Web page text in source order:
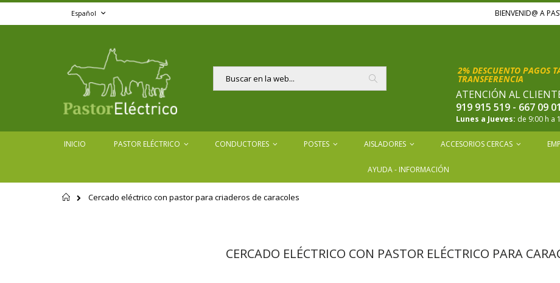
Lenguaje
Español BIENVENID@ A
Buscar
2% DESCUENTO PAGOS
TRANSFERENCIA
ATENCIÓN AL
919 915 519 - 667 09
Lunes a Jueves: de 9:00 h a
INICIO PASTOR ELÉCTRICO CONDUCTORES POSTES AISLADORES ACCESORIOS CERCAS
AYUDA - INFORMACIÓN
Cercado eléctrico con pastor para criaderos de caracoles
CERCADO ELÉCTRICO CON PASTOR ELÉCTRICO PARA